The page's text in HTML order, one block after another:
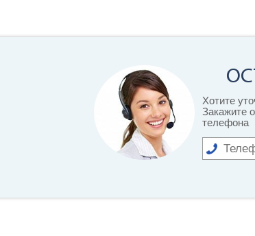
Хотите
Закажите
телефона